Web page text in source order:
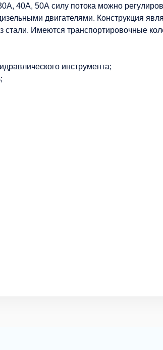
40А, 50А силу потока можно
двигателями. Конструкция
стали. Имеются транспортировочные
инструмента;